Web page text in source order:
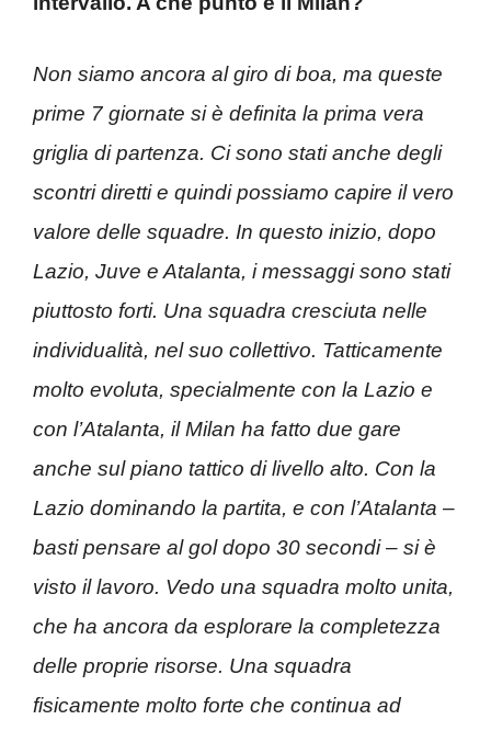
Non siamo ancora al giro di boa, ma queste
prime 7 giornate si è definita la prima vera
griglia di partenza. Ci sono stati anche degli
scontri diretti e quindi possiamo capire il vero
valore delle squadre. In questo inizio, dopo
Lazio, Juve e Atalanta, i messaggi sono stati
piuttosto forti. Una squadra cresciuta nelle
individualità, nel suo collettivo. Tatticamente
molto evoluta, specialmente con la Lazio e
con l’Atalanta, il Milan ha fatto due gare
anche sul piano tattico di livello alto. Con la
Lazio dominando la partita, e con l’Atalanta –
basti pensare al gol dopo 30 secondi – si è
visto il lavoro. Vedo una squadra molto unita,
che ha ancora da esplorare la completezza
delle proprie risorse. Una squadra
fisicamente molto forte che continua ad